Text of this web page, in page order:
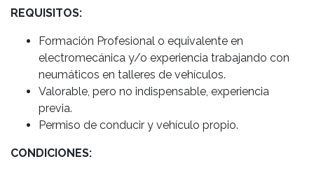
REQUISITOS:
Formación Profesional o equivalente en
electromecánica y/o experiencia trabajando con
neumáticos en talleres de vehículos.
Valorable, pero no indispensable, experiencia
previa.
Permiso de conducir y vehículo propio.
CONDICIONES: